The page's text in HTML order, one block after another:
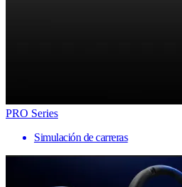
PRO Series
Simulación de carreras